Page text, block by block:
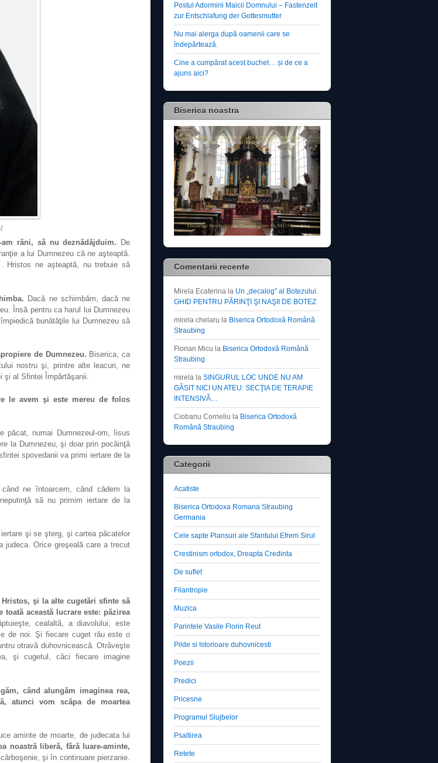
răni, să nu deznădăjduim. De
a lui Dumnezeu că ne aşteaptă.
Hristos ne aşteaptă, nu trebuie să
Dacă ne schimbăm, dacă ne
. Însă pentru ca harul lui Dumnezeu
bunătăţile lui Dumnezeu să
de Dumnezeu. Biserica, ca
nostru şi, printre alte leacuri, ne
şi al Sfintei Împărtăşanii.
le avem şi este mereu de folos
păcat, numai Dumnezeul-om, Iisus
la Dumnezeu, şi doar prin pocăinţă
spovedanii va primi iertare de la
ne întoarcem, când cădem la
să nu primim iertare de la
şi se şterg, şi cartea păcatelor
judeca. Orice greşeală care a trecut
şi la alte cugetări sfinte să
această lucrare este: păzirea
cealaltă, a diavolului, este
de noi. Şi fiecare cuget rău este o
otravă duhovnicească. Otrăveşte
şi cugetul, căci fiecare imagine
când alungăm imaginea rea,
atunci vom scăpa de moartea
aminte de moarte, de judecata lui
noastră liberă, fără luare-aminte,
şi în continuare pierzanie.
Postul Adormirii Maicii Domnului – Fastenzeit
zur Entschlafung der Gottesmutter
Nu mai alerga după oamenii care se
îndepărtează.
Cine a cumpărat acest buchet… și de ce a
ajuns aici?
Biserica noastra
Comentarii recente
Mirela Ecaterina la Un „decalog” al Botezului.
GHID PENTRU PĂRINŢI ŞI NAŞII DE BOTEZ
mirela chelaru la Biserica Ortodoxă Română
Straubing
Florian Micu la Biserica Ortodoxă Română
Straubing
mirela la SINGURUL LOC UNDE NU AM
GĂSIT NICI UN ATEU: SECŢIA DE TERAPIE
INTENSIVĂ…
Ciobanu Corneliu la Biserica Ortodoxă
Română Straubing
Categorii
Acatiste
Biserica Ortodoxa Romana Straubing
Germania
Cele sapte Plansuri ale Sfantului Efrem Sirul
Crestinism ortodox, Dreapta Credinta
De suflet
Filantropie
Muzica
Parintele Vasile Florin Reut
Pilde si Istorioare duhovnicesti
Poezii
Predici
Pricesne
Programul Slujbelor
Psaltirea
Retete